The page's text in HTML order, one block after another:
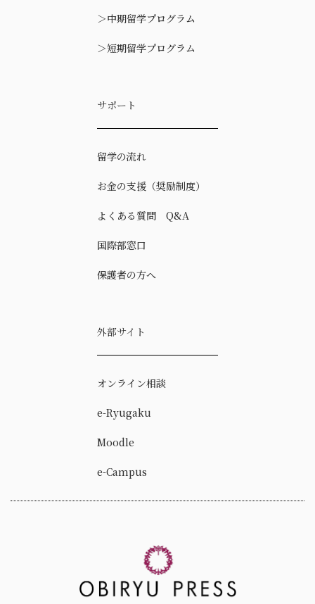
＞中期留学プログラム
＞短期留学プログラム
サポート
留学の流れ
お金の支援（奨励制度）
よくある質問 Q&A
国際部窓口
保護者の方へ
外部サイト
オンライン相談
e-Ryugaku
Moodle
e-Campus